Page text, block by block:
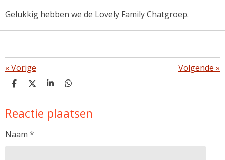
Gelukkig hebben we de Lovely Family Chatgroep.
«Vorige Volgende »
D
e
n
D
l
S
r
e
D
e
n
Reactie plaatsen
Naam *